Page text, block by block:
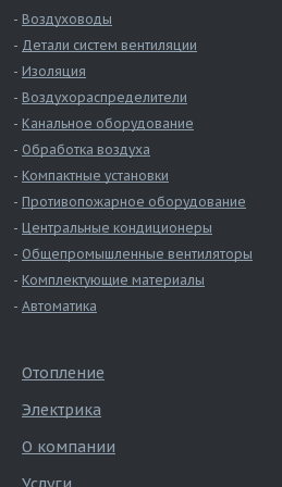
Воздуховоды
Детали систем вентиляции
Изоляция
Воздухораспределители
Канальное оборудование
Обработка воздуха
Компактные установки
Противопожарное оборудование
Центральные кондиционеры
Общепромышленные вентиляторы
Комплектующие материалы
Автоматика
Отопление
Электрика
О компании